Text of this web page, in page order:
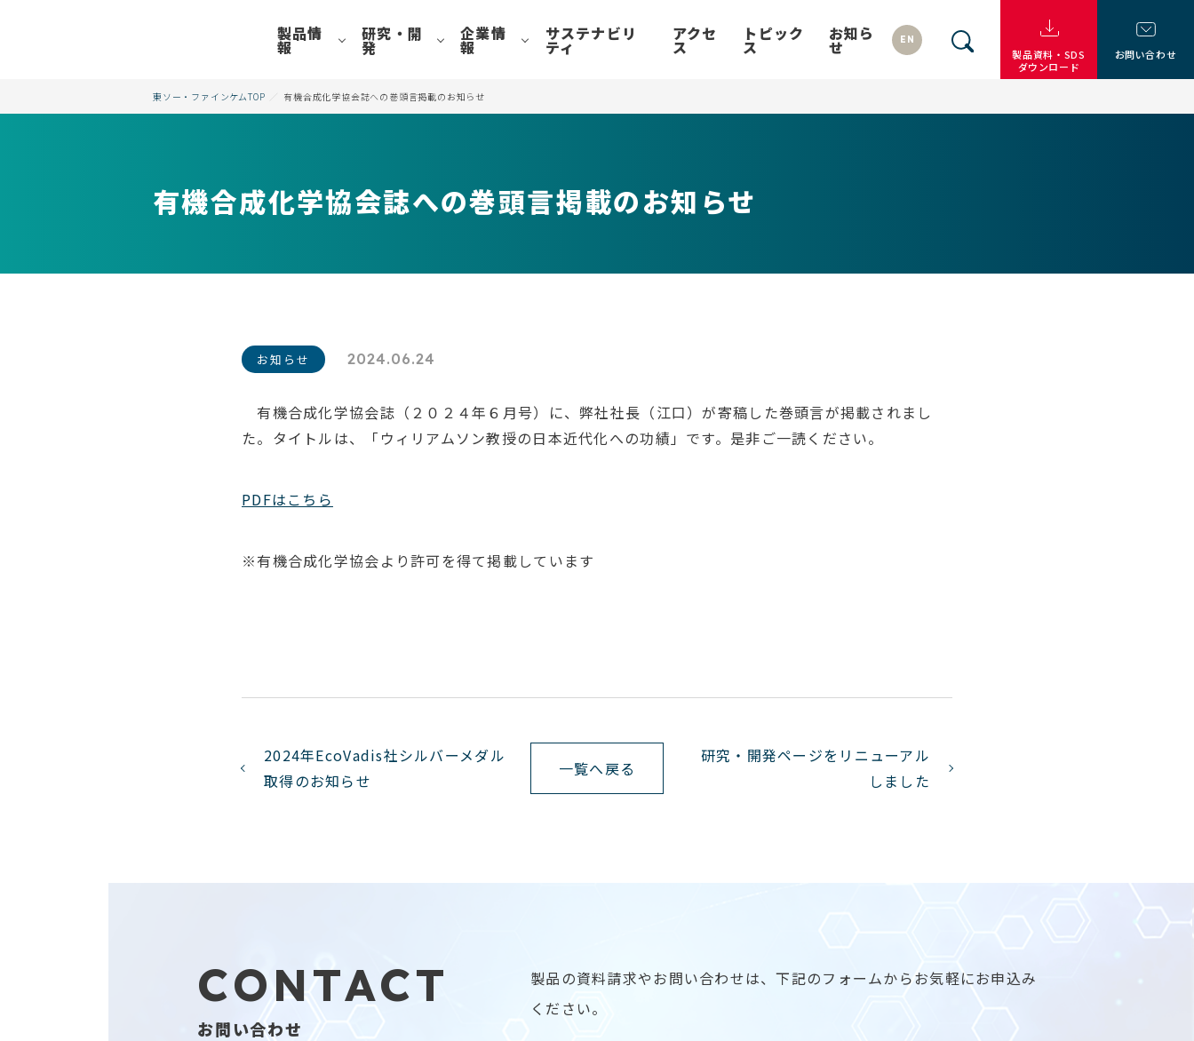
製品情
報
研究・開
発
企業情
報
サステナビリ
ティ
アクセ
ス
トピック
ス
お知ら
せ EN
製品資料・SDS
ダウンロード
お問い合わせ
東ソー・ファインケムTOP 有機合成化学協会誌への巻頭言掲載のお知らせ
有機合成化学協会誌への巻頭言掲載のお知らせ
お知らせ 2024.06.24
有機合成化学協会誌（２０２４年６月号）に、弊社社長（江口）が寄稿した巻頭言が掲載されまし
た。タイトルは、「ウィリアムソン教授の日本近代化への功績」です。是非ご一読ください。
PDFはこちら
※有機合成化学協会より許可を得て掲載しています
2024年EcoVadis社シルバーメダル
取得のお知らせ
一覧へ戻る
研究・開発ページをリニューアル
しました
CONTACT
お問い合わせ
製品の資料請求やお問い合わせは、下記のフォームからお気軽にお申込み
ください。